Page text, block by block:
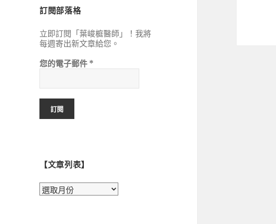
訂閱部落格
立即訂閱「葉峻榳醫師」！我將
每週寄出新文章給您。
您的電子郵件*
【文章列表】
【文